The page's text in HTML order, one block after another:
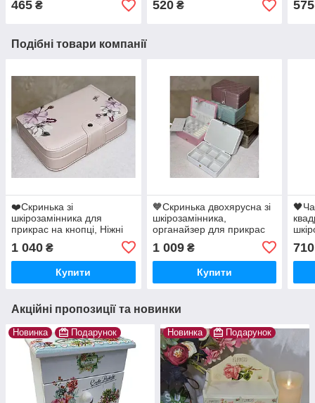
465 ₴ 520₴ 575
Подібні товари компанії
❤️Скринька зі
шкірозамінника для
прикрас на кнопці, Ніжні
1 040 ₴
Купити
🧡Скринька двохярусна зі
шкірозамінника,
органайзер для прикрас
1 009₴
Купити
710
Акційні пропозиції та новинки
Новинка Подарунок Новинка Подарунок